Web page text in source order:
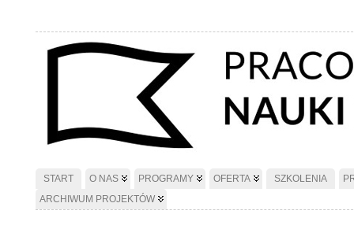
START O NAS PROGRAMY OFERTA SZKOLENIA
ARCHIWUM PROJEKTÓW